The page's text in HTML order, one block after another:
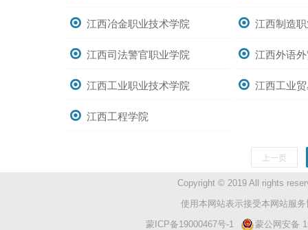
江西冶金职业技术学院 江西制造
江西司法警官职业学院 江西外语
江西工业职业技术学院 江西工业
江西工程学院
上一页
Copyright © 2019 All rights
使用本网站表示接受本网站服
蒙ICP备19000467号-1
蒙公网安备